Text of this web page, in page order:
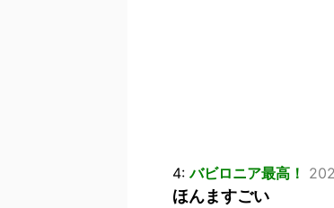
4:バビロニア最高！
ほんますごい